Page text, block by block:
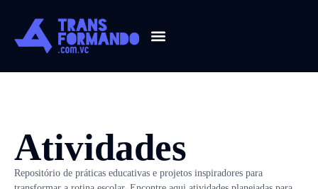
Atividades
Repositório de práticas educativas e projetos inspiradores para